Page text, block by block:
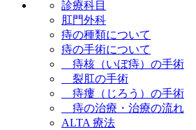
診療科目
肛門外科
痔の種類について
痔の手術について
痔核（いぼ痔）の手術
裂肛の手術
痔瘻（じろう）の手術
痔の治療・治療の流れ
ALTA 療法